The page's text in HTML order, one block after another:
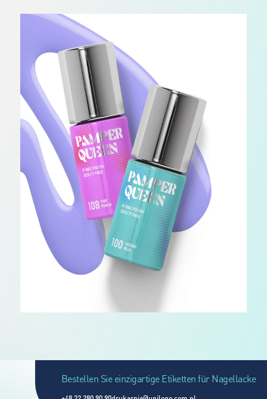
Bestellen Sie einzigartige Etiketten für Nagellacke